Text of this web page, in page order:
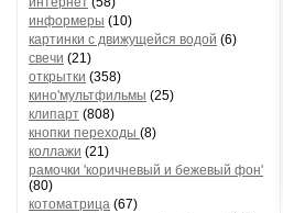
информеры (10)
картинки с движущейся водой (6)
свечи (21)
открытки (358)
кино'мультфильмы (25)
клипарт (808)
кнопки переходы (8)
коллажи (21)
рамочки 'коричневый и бежевый фон'
(80)
котоматрица (67)